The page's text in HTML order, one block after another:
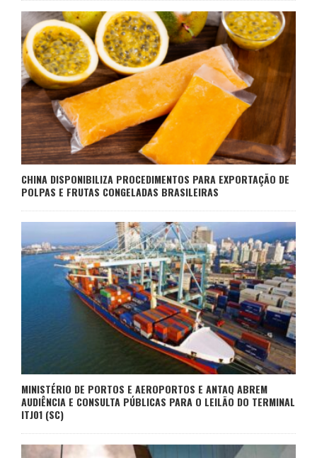
CHINA DISPONIBILIZA PROCEDIMENTOS PARA EXPORTAÇÃO DE
POLPAS E FRUTAS CONGELADAS BRASILEIRAS
MINISTÉRIO DE PORTOS E AEROPORTOS E ANTAQ ABREM
AUDIÊNCIA E CONSULTA PÚBLICAS PARA O LEILÃO DO TERMINAL
ITJ01 (SC)